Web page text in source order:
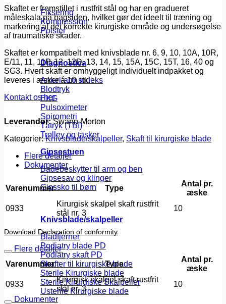
Fiksering
Kompression
Polster
Diagnostica
Ankel-arm indeks
Blodtryk
EKG
Pulsoximeter
Spirometri
Tåtryk (TBI)
Trolley og tasker
Gipsestuen
Badebeskytter til arm og ben
Gipsesav og klinger
Gipssko til børn
Knivsblade/skalpeller
Bladfjerner
Podiatry blade PD
Podiatry skaft PD
Skafter til kirurgiske blade
Sterile Kirurgiske blade
Sterile Kirurgiske Skalpeller
Usterile Kirurgiske blade
Skaftet er fremstillet i rustfrit stål og har en gradueret
måleskala på bagsiden, hvilket gør det ideelt til træning og
markering af det korrekte kirurgiske område og undersøgelse
af traumatiske skader.
Skaftet er kompatibelt med knivsblade nr. 6, 9, 10, 10A, 10R,
E/11, 11, 11P, 12, 12D, 13, 14, 15, 15A, 15C, 15T, 16, 40 og
SG3. Hvert skaft er omhyggeligt individuelt indpakket og
leveres i æsker á 10 stk.
Kontakt os her
Leverandør:Swann-Morton
Kategorier:Knivsblade/skalpeller, Skaft til kirurgiske blade
Flere detaljer
Dokumenter
Varenummer Type
Antal pr.
æske
0933
Kirurgisk skalpel skaft rustfrit
stål nr. 3
10
Download Declaration of conformity
Flere detaljer
Varenummer
Type
Antal pr.
æske
0933
Kirurgisk skalpel skaft rustfrit
stål nr. 3
10
Dokumenter